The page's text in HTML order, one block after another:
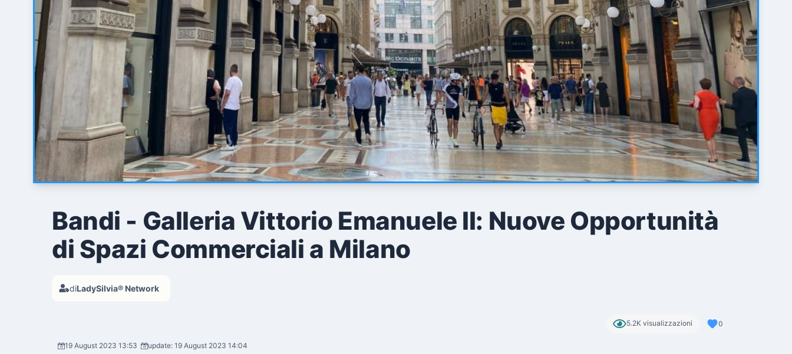
Bandi - Galleria Vittorio Emanuele II: Nuove Opportunità
di Spazi Commerciali a Milano
diLadySilvia® Network
5.2K visualizzazioni 0
19 August 2023 13:53 update: 19 August 2023 14:04